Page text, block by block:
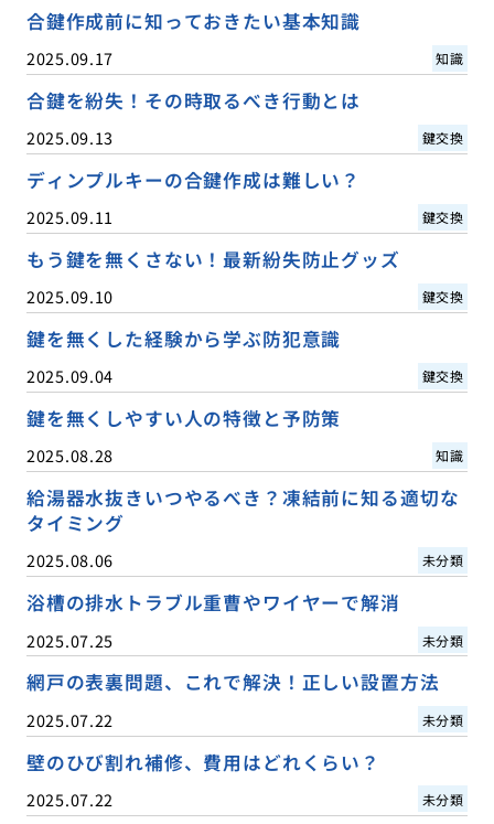
合鍵作成前に知っておきたい基本知識
2025.09.17 知識
合鍵を紛失！その時取るべき行動とは
2025.09.13 鍵交換
ディンプルキーの合鍵作成は難しい？
2025.09.11 鍵交換
もう鍵を無くさない！最新紛失防止グッズ
2025.09.10 鍵交換
鍵を無くした経験から学ぶ防犯意識
2025.09.04 鍵交換
鍵を無くしやすい人の特徴と予防策
2025.08.28 知識
給湯器水抜きいつやるべき？凍結前に知る適切な
タイミング
2025.08.06 未分類
浴槽の排水トラブル重曹やワイヤーで解消
2025.07.25 未分類
網戸の表裏問題、これで解決！正しい設置方法
2025.07.22 未分類
壁のひび割れ補修、費用はどれくらい？
2025.07.22 未分類